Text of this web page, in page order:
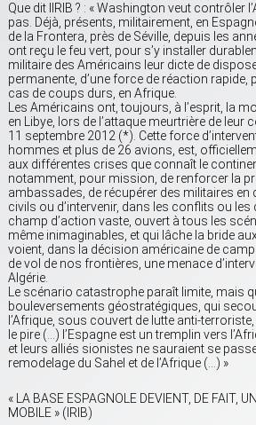
Que dit lIRIB ? : « Washington veut contrôler
pas. Déjà, présents, militairement, en
de la Frontera, près de Séville, depuis les
ont reçu le feu vert, pour s’y installer
militaire des Américains leur dicte de
permanente, d’une force de réaction rapide,
cas de coups durs, en Afrique.
Les Américains ont, toujours, à l’esprit, la
en Libye, lors de l’attaque meurtrière de leur
11 septembre 2012 (*). Cette force
hommes et plus de 26 avions, est,
aux différentes crises que connaît le
notamment, pour mission, de renforcer la
ambassades, de récupérer des militaires en
civils ou d’intervenir, dans les conflits ou
champ d’action vaste, ouvert à tous les
même inimaginables, et qui lâche la bride
voient, dans la décision américaine de
de vol de nos frontières, une menace
Algérie.
Le scénario catastrophe paraît limite, mais
bouleversements géostratégiques, qui
l’Afrique, sous couvert de lutte anti-
le pire (…) l’Espagne est un tremplin vers
et leurs alliés sionistes ne sauraient se
remodelage du Sahel et de l’Afrique (…) »
« LA BASE ESPAGNOLE DEVIENT, DE FAIT,
MOBILE » (IRIB)